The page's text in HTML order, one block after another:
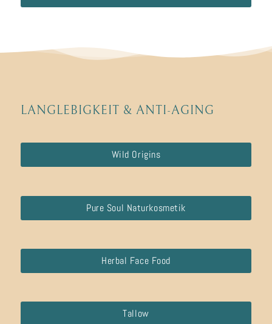
LANGLEBIGKEIT & ANTI-AGING
Wild Origins
Pure Soul Naturkosmetik
Herbal Face Food
Tallow